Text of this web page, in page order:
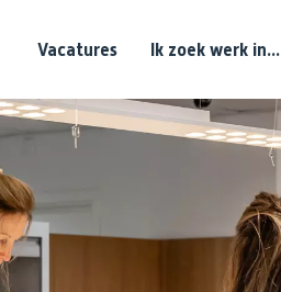
Vacatures Ik zoek werk in...